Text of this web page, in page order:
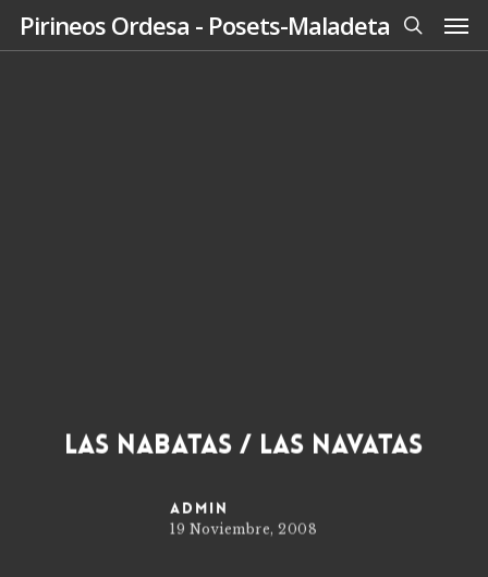
SkipPirineos Ordesa - Posets-Maladeta
search
Las Nabatas / Las Navatas
admin
19 Noviembre, 2008